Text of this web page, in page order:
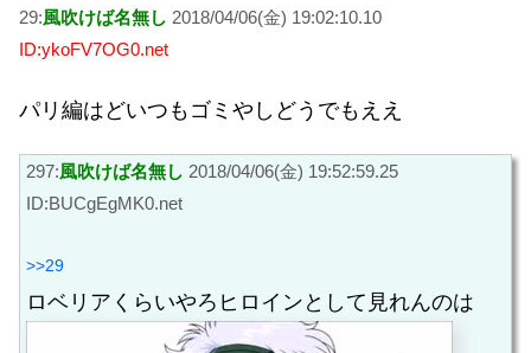
29:風吹けば名無し 2018/04/06(金) 19:02:10.10
ID:ykoFV7OG0.net
パリ編はどいつもゴミやしどうでもええ
297:風吹けば名無し 2018/04/06(金) 19:52:59.25
ID:BUCgEgMK0.net
>>29
ロベリアくらいやろヒロインとして見れんのは